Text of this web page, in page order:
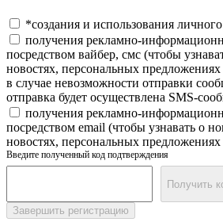
*создания и использования
получения рекламно-
посредством вайбер, смс (чтобы
новостях, персональных
в случае невозможности отправки
отправка будет осуществлена SMS-
получения рекламно-
посредством email (чтобы узнавать о
новостях, персональных
Введите полученный код подтверждения
Получить
Завершить регистрацию